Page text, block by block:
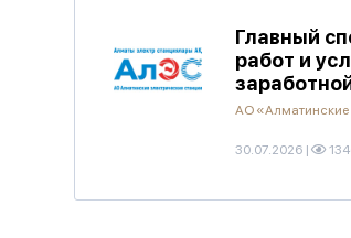
Главный
работ и
АО «Алматинские
30.07.2026 |